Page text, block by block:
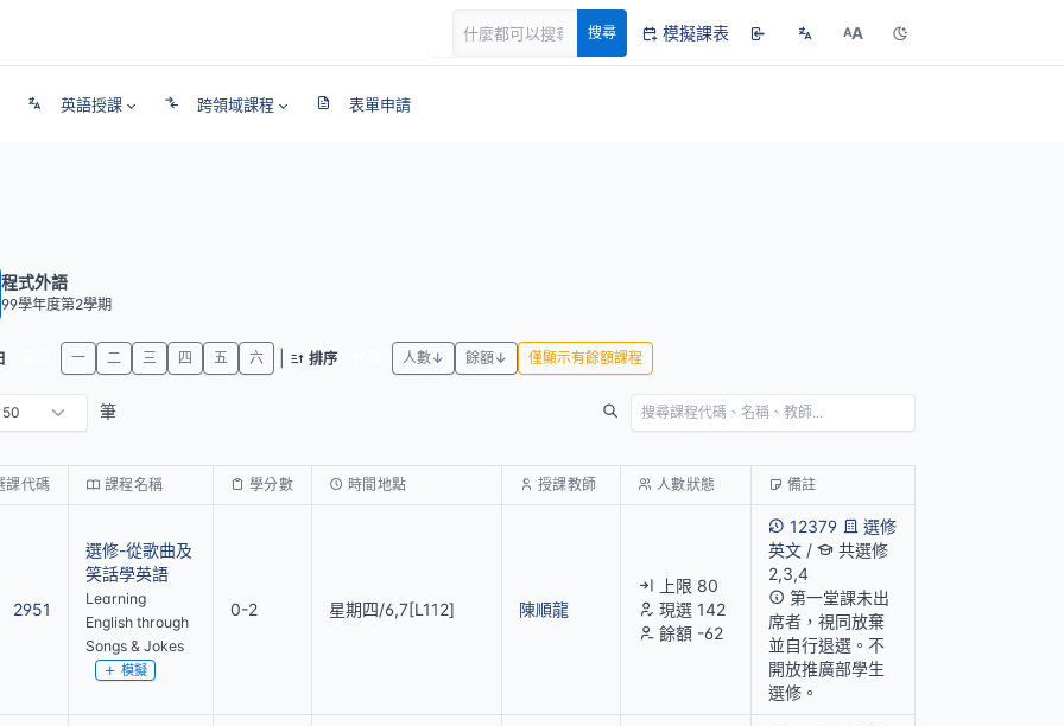
搜尋 模擬課表 AA
英語授課 跨領域課程 表單申請
程式外語
99學年度第2學期
一 二 三 四 五 六 排序 人數↓ 餘額↓ 僅顯示有餘額課程
筆
課代碼 課程名稱 學分數 時間地點 授課教師 人數狀態 備註
2951
選修-從歌曲及
笑話學英語
Learning
English through
Songs & Jokes
模擬
0-2 星期四/6,7[L112] 陳順龍
上限 80
現選 142
餘額 -62
12379
選修
英文/
共選修
2,3,4
第一堂課未出
席者，視同放棄
並自行退選。不
開放推廣部學生
選修。